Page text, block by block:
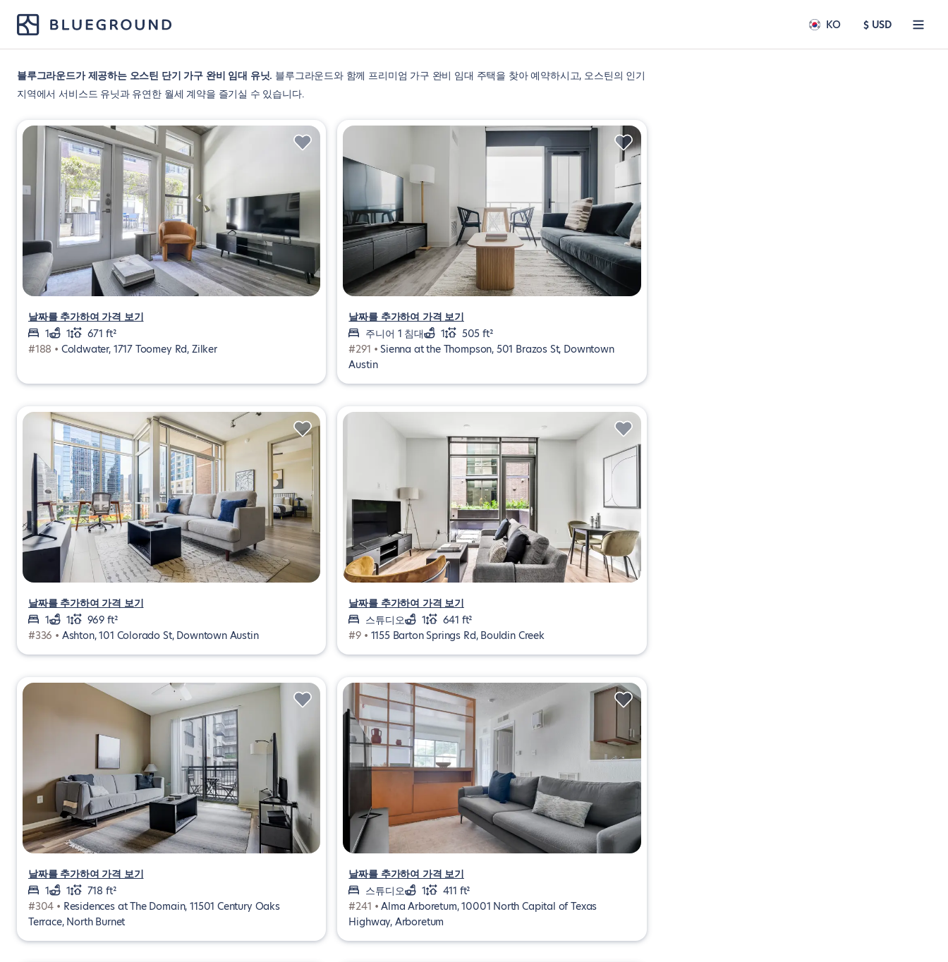
KO $ USD
블루그라운드가 제공하는 오스틴 단기 가구 완비 임대 유닛 블루그라운드와 함께 프리미엄 가구 완비 임대 주택을 찾아 예약하시고, 오스틴의 인기
지역에서 서비스드 유닛과 유연한 월세 계약을 즐기실 수 있습니다.
날짜를 추가하여 가격 보기
1
1
671 ft²
#188 • Coldwater, 1717 Toomey Rd, Zilker
날짜를 추가하여 가격 보기
주니어 1 침대
1
505 ft²
#291 •Sienna at the Thompson, 501 Brazos St, Downtown
Austin
날짜를 추가하여 가격 보기
1
1
969 ft²
#336 • Ashton, 101 Colorado St, Downtown Austin
날짜를 추가하여 가격 보기
스튜디오
1
641 ft²
#9 • 1155 Barton Springs Rd, Bouldin Creek
날짜를 추가하여 가격 보기
1
1
718 ft²
#304 • Residences at The Domain, 11501 Century Oaks
Terrace, North Burnet
날짜를 추가하여 가격 보기
스튜디오
1
411 ft²
#241 •Alma Arboretum, 10001 North Capital of Texas
Highway, Arboretum